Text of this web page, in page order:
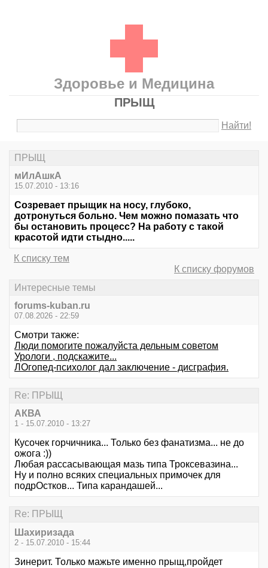
Здоровье и Медицина
ПРЫЩ
Найти!
ПРЫЩ
мИлАшкА
15.07.2010 - 13:16
Созревает прыщик на носу, глубоко,
дотронуться больно. Чем можно помазать что
бы остановить процесс? На работу с такой
красотой идти стыдно.....
К списку тем
К списку форумов
Интересные темы
forums-kuban.ru
07.08.2026 - 22:59
Смотри также:
Люди помогите пожалуйста дельным советом
Урологи , подскажите...
ЛОгопед-психолог дал заключение - дисграфия.
Re: ПРЫЩ
АКВА
1 - 15.07.2010 - 13:27
Кусочек горчичника... Только без фанатизма... не до
ожога :))
Любая рассасывающая мазь типа Троксевазина...
Ну и полно всяких специальных примочек для
подрОстков... Типа карандашей...
Re: ПРЫЩ
Шахиризада
2 - 15.07.2010 - 15:44
Зинерит. Только мажьте именно прыщ,пройдет